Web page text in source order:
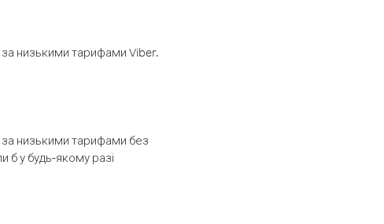
низькими тарифами Viber.
за низькими тарифами без
б у будь-якому разі